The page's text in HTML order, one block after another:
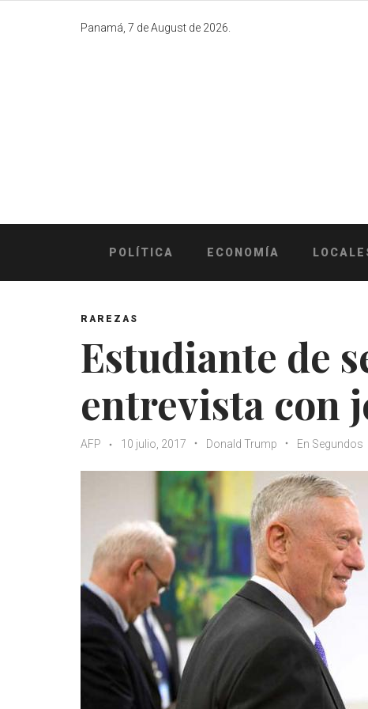
Panamá, 7 de August de 2026.
POLÍTICA ECONOMÍA
RAREZAS
Estudiante de
entrevista con
AFP 10 julio, 2017 Donald Trump En Segundos